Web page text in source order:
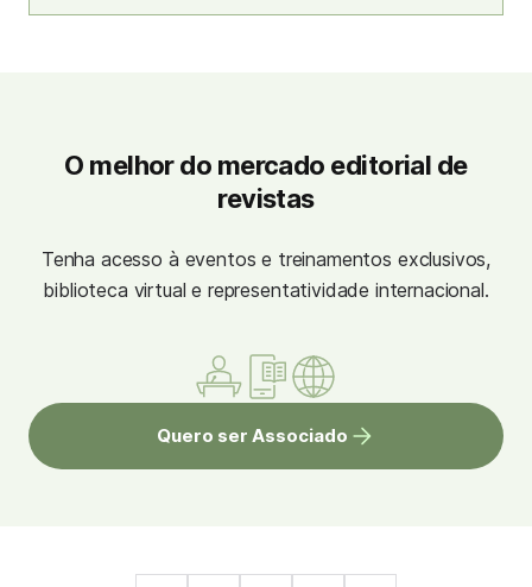
O melhor do mercado editorial de
revistas
Tenha acesso à eventos e treinamentos exclusivos,
biblioteca virtual e representatividade internacional.
Quero ser Associado